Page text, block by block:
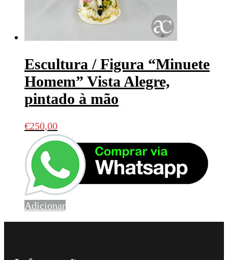
Escultura / Figura “Minuete
Homem” Vista Alegre,
pintado à mão
€250,00
Adicionar